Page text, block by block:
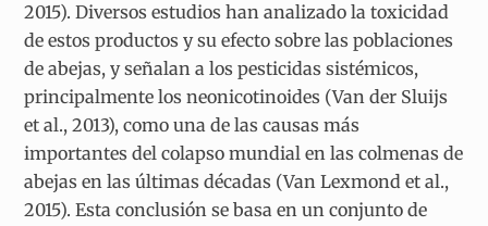
2015). Diversos estudios han analizado la toxicidad
de estos productos y su efecto sobre las poblaciones
de abejas, y señalan a los pesticidas sistémicos,
principalmente los neonicotinoides (Van der Sluijs
et al., 2013), como una de las causas más
importantes del colapso mundial en las colmenas de
abejas en las últimas décadas (Van Lexmond et al.,
2015). Esta conclusión se basa en un conjunto de